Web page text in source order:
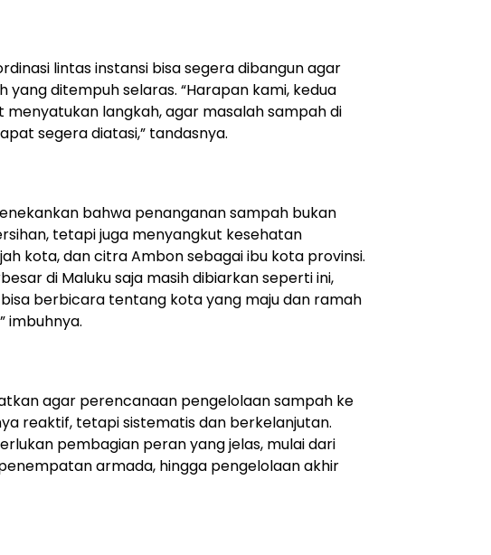
lintas instansi bisa segera dibangun agar
yang ditempuh selaras. “Harapan kami, kedua
menyatukan langkah, agar masalah sampah di
segera diatasi,” tandasnya.
bahwa penanganan sampah bukan
tetapi juga menyangkut kesehatan
kota, dan citra Ambon sebagai ibu kota provinsi.
di Maluku saja masih dibiarkan seperti ini,
berbicara tentang kota yang maju dan ramah
imbuhnya.
agar perencanaan pengelolaan sampah ke
reaktif, tetapi sistematis dan berkelanjutan.
pembagian peran yang jelas, mulai dari
armada, hingga pengelolaan akhir